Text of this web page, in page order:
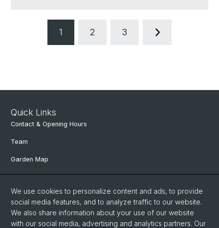
1 2 3
Quick Links
Contact & Opening Hours
Team
Garden Map
Department of Environmental Sciences
Herbaria Basel
Links
We use cookies to personalize content and ads, to provide
social media features, and to analyze traffic to our website.
We also share information about your use of our website
with our social media, advertising and analytics partners. Our